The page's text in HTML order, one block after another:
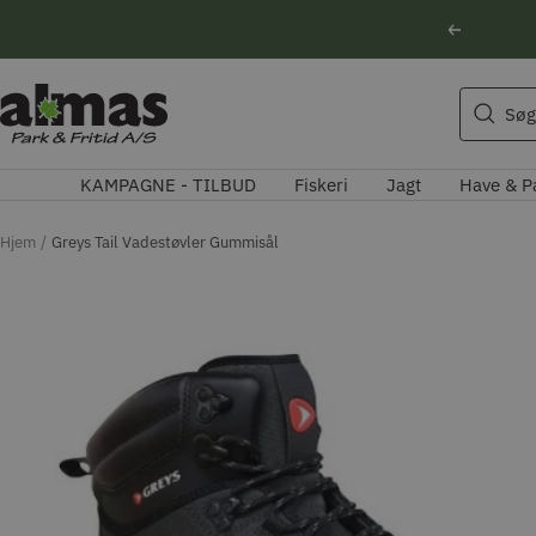
Forrige
Søg
Almas
Park
KAMPAGNE - TILBUD Fiskeri Jagt Have &
Hjem Greys Tail Vadestøvler Gummisål
Søgeforslag
Husqvarna motorsav
Kikkert
Natoptik